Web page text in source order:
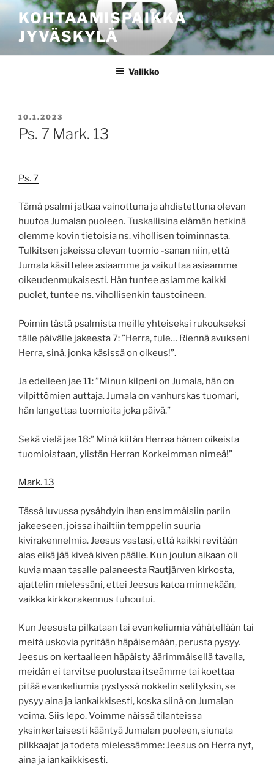
sisältöönKOHTAAMISPAIKKA
JYVÄSKYLÄ
Valikko
JULKAISTU
10.1.2023
Ps. 7 Mark. 13
Ps. 7
Tämä psalmi jatkaa vainottuna ja ahdistettuna olevan
huutoa Jumalan puoleen. Tuskallisina elämän hetkinä
olemme kovin tietoisia ns. vihollisen toiminnasta.
Tulkitsen jakeissa olevan tuomio -sanan niin, että
Jumala käsittelee asiaamme ja vaikuttaa asiaamme
oikeudenmukaisesti. Hän tuntee asiamme kaikki
puolet, tuntee ns. vihollisenkin taustoineen.
Poimin tästä psalmista meille yhteiseksi rukoukseksi
tälle päivälle jakeesta 7: ”Herra, tule… Riennä avukseni
Herra, sinä, jonka käsissä on oikeus!”.
Ja edelleen jae 11: ”Minun kilpeni on Jumala, hän on
vilpittömien auttaja. Jumala on vanhurskas tuomari,
hän langettaa tuomioita joka päivä.”
Sekä vielä jae 18:” Minä kiitän Herraa hänen oikeista
tuomioistaan, ylistän Herran Korkeimman nimeä!”
Mark. 13
Tässä luvussa pysähdyin ihan ensimmäisiin pariin
jakeeseen, joissa ihailtiin temppelin suuria
kivirakennelmia. Jeesus vastasi, että kaikki revitään
alas eikä jää kiveä kiven päälle. Kun joulun aikaan oli
kuvia maan tasalle palaneesta Rautjärven kirkosta,
ajattelin mielessäni, ettei Jeesus katoa minnekään,
vaikka kirkkorakennus tuhoutui.
Kun Jeesusta pilkataan tai evankeliumia vähätellään tai
meitä uskovia pyritään häpäisemään, perusta pysyy.
Jeesus on kertaalleen häpäisty äärimmäisellä tavalla,
meidän ei tarvitse puolustaa itseämme tai koettaa
pitää evankeliumia pystyssä nokkelin selityksin, se
pysyy aina ja iankaikkisesti, koska siinä on Jumalan
voima. Siis lepo. Voimme näissä tilanteissa
yksinkertaisesti kääntyä Jumalan puoleen, siunata
pilkkaajat ja todeta mielessämme: Jeesus on Herra nyt,
aina ja iankaikkisesti.